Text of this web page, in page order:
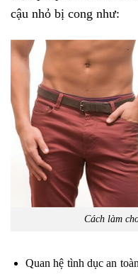
cậu nhỏ bị cong như:
Cách làm
Quan hệ tình dục an